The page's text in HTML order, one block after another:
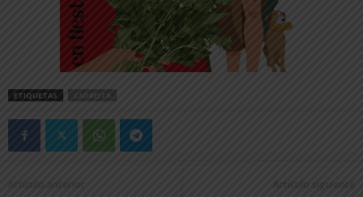
ETIQUETAS CADREITA
Artículo anterior Artículo siguiente